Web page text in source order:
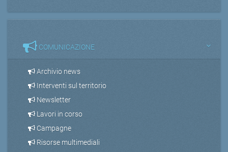
COMUNICAZIONE
Archivio news
Interventi sul territorio
Newsletter
Lavori in corso
Campagne
Risorse multimediali